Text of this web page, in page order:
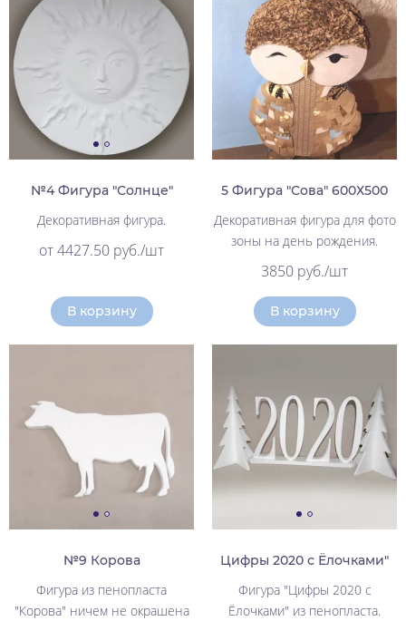
№4 Фигура "Солнце"
Декоративная фигура.
от 4427.50 руб./шт
В корзину
5 Фигура "Сова" 600Х500
Декоративная фигура для фото
зоны на день рождения.
3850 руб./шт
В корзину
№9 Корова
Фигура из пенопласта
"Корова" ничем не окрашена
Цифры 2020 с Ёлочками"
Фигура "Цифры 2020 с
Ёлочками" из пенопласта.